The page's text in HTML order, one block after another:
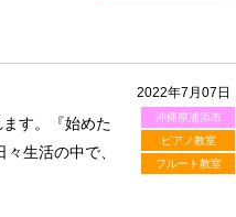
2022年7月07日
沖縄県浦添市
ピアノ教室
フルート教室
す。『始めた
生活の中で、